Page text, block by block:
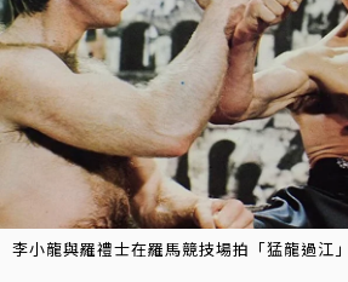
李小龍與羅禮士在羅馬競技場拍「猛龍過江